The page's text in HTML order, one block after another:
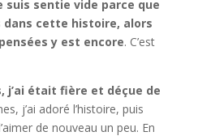
suis sentie vide parce que
dans cette histoire, alors
y est encore. C’est
j’ai était fière et déçue de
j’ai adoré l’histoire, puis
de nouveau un peu. En